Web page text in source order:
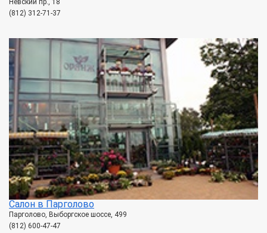
Невский пр., 18
(812) 312-71-37
Салон в Парголово
Парголово, Выборгское шоссе, 499
(812) 600-47-47